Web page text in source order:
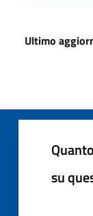
Ultimo
su